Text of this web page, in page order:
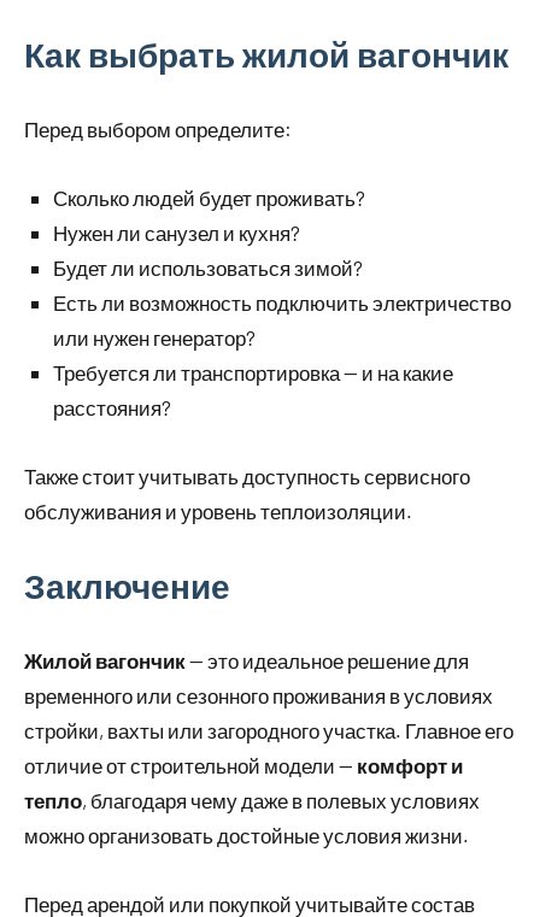
Как выбрать жилой вагончик
Перед выбором определите:
Сколько людей будет проживать?
Нужен ли санузел и кухня?
Будет ли использоваться зимой?
Есть ли возможность подключить электричество
или нужен генератор?
Требуется ли транспортировка — и на какие
расстояния?
Также стоит учитывать доступность сервисного
обслуживания и уровень теплоизоляции.
Заключение
Жилой вагончик— это идеальное решение для
временного или сезонного проживания в условиях
стройки, вахты или загородного участка. Главное его
отличие от строительной модели — комфорт и
тепло, благодаря чему даже в полевых условиях
можно организовать достойные условия жизни.
Перед арендой или покупкой учитывайте состав